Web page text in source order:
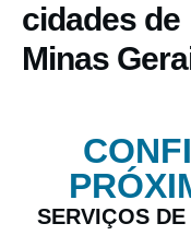
cidades de
Minas
SERVIÇOS